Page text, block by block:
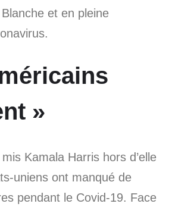
et en pleine
»
Kamala Harris hors d’elle
uniens ont manqué de
pendant le Covid-19. Face